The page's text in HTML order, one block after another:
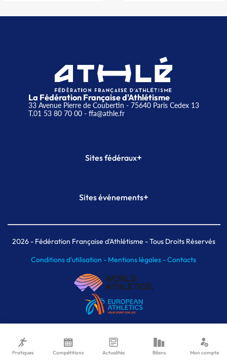
La Fédération Française d'Athlétisme
33 Avenue Pierre de Coubertin - 75640 Paris Cedex 13
T.01 53 80 70 00- ffa@athle.fr
Sites fédéraux+
Plateforme Formation
Sites événements+
Meeting de Paris indoor
MAIF Ekiden de Paris
2026- Fédération Française d'Athlétisme - Tous Droits Réservés
Conditions d'utilisation - Mentions légales -Contacts
Pratiques Compétitions Actualités Bilans Mon compte